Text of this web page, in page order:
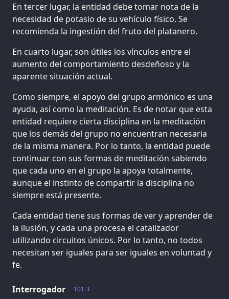
En tercer lugar, la entidad debe tomar nota de la
necesidad de potasio de su vehículo físico. Se
recomienda la ingestión del fruto del platanero.
En cuarto lugar, son útiles los vínculos entre el
aumento del comportamiento desdeñoso y la
aparente situación actual.
Como siempre, el apoyo del grupo armónico es una
ayuda, así como la meditación. Es de notar que esta
entidad requiere cierta disciplina en la meditación
que los demás del grupo no encuentran necesaria
de la misma manera. Por lo tanto, la entidad puede
continuar con sus formas de meditación sabiendo
que cada uno en el grupo la apoya totalmente,
aunque el instinto de compartir la disciplina no
siempre está presente.
Cada entidad tiene sus formas de ver y aprender de
la ilusión, y cada una procesa el catalizador
utilizando circuitos únicos. Por lo tanto, no todos
necesitan ser iguales para ser iguales en voluntad y
fe.
101.3
Interrogador